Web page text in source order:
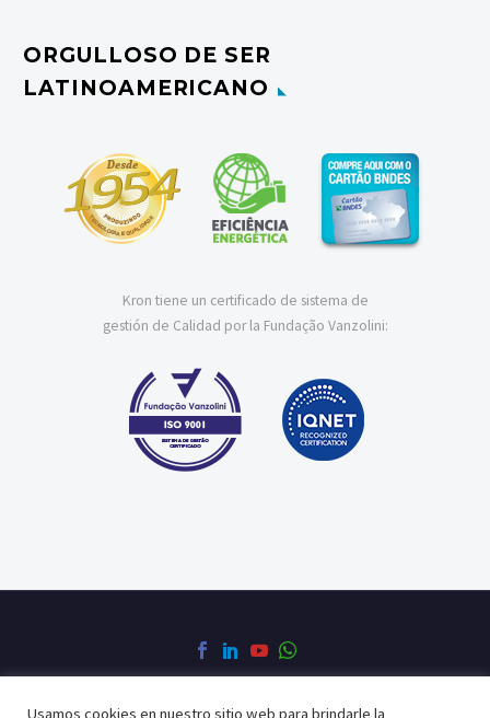
ORGULLOSO DE SER
LATINOAMERICANO
Kron tiene un certificado de sistema de
gestión de Calidad por la Fundação Vanzolini:
Usamos cookies en nuestro sitio web para brindarle la